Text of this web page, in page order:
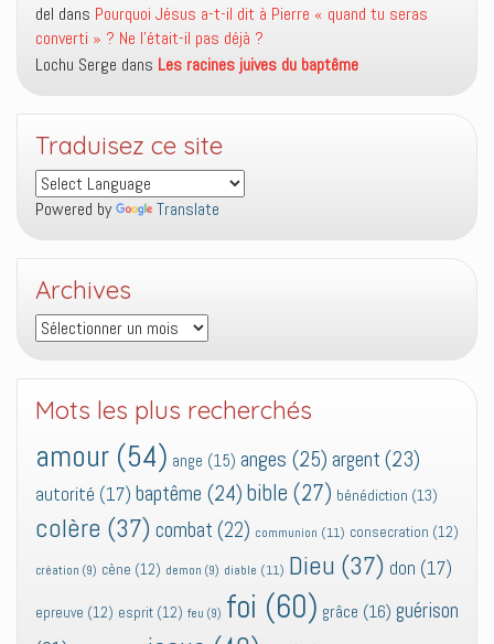
del dans Pourquoi Jésus a-t-il dit à Pierre « quand tu seras
converti » ? Ne l’était-il pas déjà ?
Lochu Serge dans Les racines juives du baptême
Traduisez ce site
Powered by Translate
Archives
Archives
Mots les plus recherchés
amour (54) ange (15) anges (25) argent (23)
autorité (17) baptême (24) bible (27) bénédiction (13)
colère (37) combat (22) communion (11) consecration (12)
création (9) cène (12) demon (9) diable (11) Dieu (37) don (17)
epreuve (12) esprit (12) feu (9) foi (60) grâce (16) guérison